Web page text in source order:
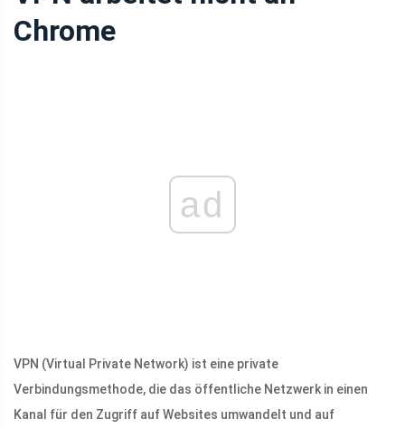
Chrome
ad
VPN (Virtual Private Network) ist eine private
Verbindungsmethode, die das öffentliche Netzwerk in einen
Kanal für den Zugriff auf Websites umwandelt und auf